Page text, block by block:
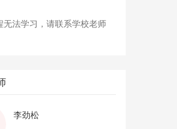
无法学习，请联系学校老师
李劲松